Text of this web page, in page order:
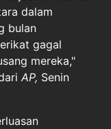
dalam
bulan
gagal
mereka,"
AP, Senin